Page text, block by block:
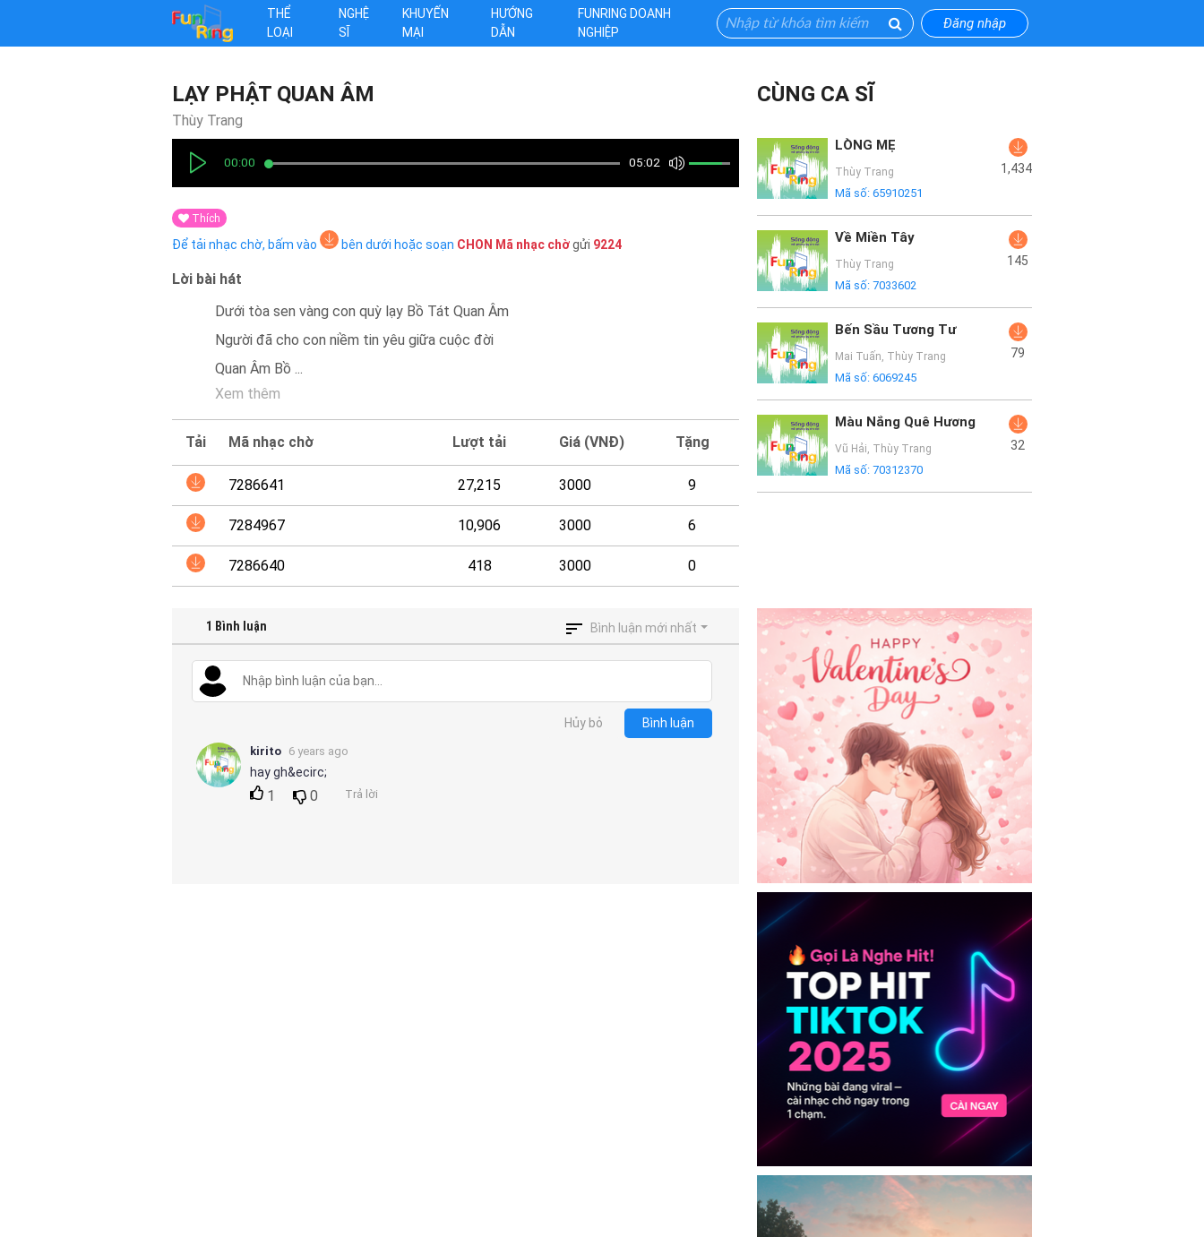
THỂ
LOẠI
NGHỆ
SĨ
KHUYẾN
MẠI
HƯỚNG
DẪN
FUNRING DOANH
NGHIỆP
Đăng nhập
LẠY PHẬT QUAN ÂM
Thùy Trang
00:00 05:02
Thích
Để tải nhạc chờ, bấm vào bên dưới hoặc soạn CHON Mã nhạc chờgửi 9224
Lời bài hát
Dưới tòa sen vàng con quỳ lạy Bồ Tát Quan Âm
Người đã cho con niềm tin yêu giữa cuộc đời
Quan Âm Bồ ...
Xem thêm
Tải Mã nhạc chờ Lượt tải Giá (VNĐ) Tặng
7286641 27,215 3000 9
7284967 10,906 3000 6
7286640 418 3000 0
CÙNG CA SĨ
LÒNG MẸ
Thùy Trang
Mã số:65910251
1,434
Về Miền Tây
Thùy Trang
Mã số:7033602
145
Bến Sầu Tương Tư
Mai Tuấn, Thùy Trang
Mã số:6069245
79
Màu Nắng Quê Hương
Vũ Hải, Thùy Trang
Mã số:70312370
32
1 Bình luận Bình luận mới nhất
Hủy bỏ Bình luận
kirito 6 years ago
hay gh&ecirc;
1 0 Trả lời